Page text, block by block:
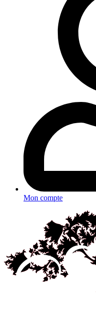
Mon compte